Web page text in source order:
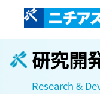
研究開
Research &